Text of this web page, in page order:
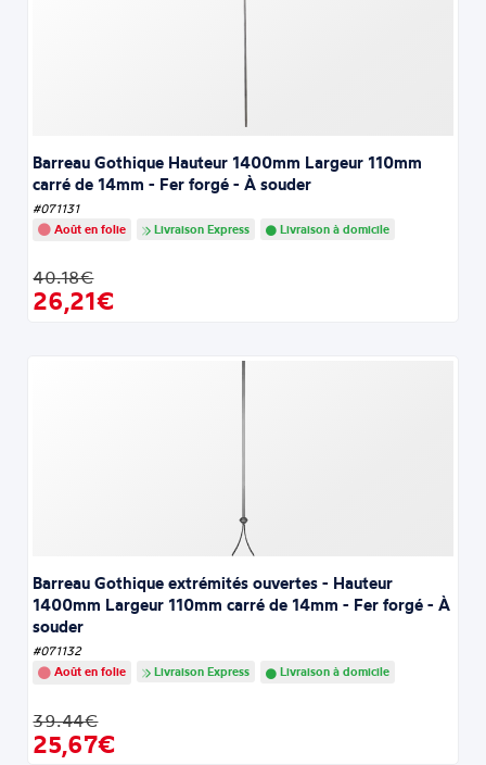
Barreau Gothique Hauteur 1400mm Largeur 110mm
carré de 14mm - Fer forgé - À souder
#071131
Août en folie
Livraison Express Livraison à domicile
40.18€
26,21€
Barreau Gothique extrémités ouvertes - Hauteur
1400mm Largeur 110mm carré de 14mm - Fer forgé - À
souder
#071132
Août en folie
Livraison Express Livraison à domicile
39.44€
25,67€